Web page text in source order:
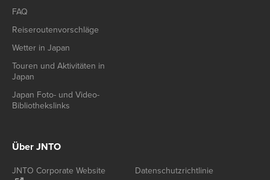
FAQ
Reiseroutenvorschläge
Wetter in Japan
Touren und Aktivitäten in
Japan
Japan Foto- und Video-
Bibliothekslinks
Über JNTO
JNTO Corporate Website
Datenschutzrichtlinie